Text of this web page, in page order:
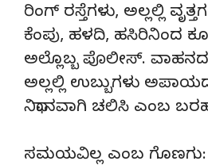
ರಿಂಗ್ ರಸ್ತೆಗಳು, ಅಲ್ಲಲ್ಲಿ
ಕೆಂಪು, ಹಳದಿ, ಹಸಿರಿನಿಂದ
ಅಲ್ಲೊಬ್ಬ ಪೊಲೀಸ್. ವಾಹನದ
ಅಲ್ಲಲ್ಲಿ ಉಬ್ಬುಗಳು
ನಿಧಾನವಾಗಿ ಚಲಿಸಿ ಎಂಬ
ಸಮಯವಿಲ್ಲ ಎಂಬ